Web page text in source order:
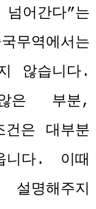
어간다”는
무역에서는
않습니다.
은 부분,
은 대부분
다. 이때
명해주지